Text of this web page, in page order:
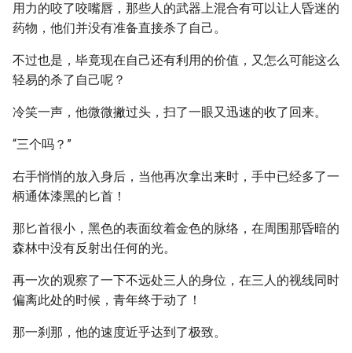
用力的咬了咬嘴唇，那些人的武器上混合有可以让人昏迷的
药物，他们并没有准备直接杀了自己。
不过也是，毕竟现在自己还有利用的价值，又怎么可能这么
轻易的杀了自己呢？
冷笑一声，他微微撇过头，扫了一眼又迅速的收了回来。
“三个吗？”
右手悄悄的放入身后，当他再次拿出来时，手中已经多了一
柄通体漆黑的匕首！
那匕首很小，黑色的表面纹着金色的脉络，在周围那昏暗的
森林中没有反射出任何的光。
再一次的观察了一下不远处三人的身位，在三人的视线同时
偏离此处的时候，青年终于动了！
那一刹那，他的速度近乎达到了极致。